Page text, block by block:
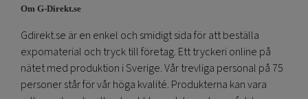
Om G-Direkt.se
Gdirekt.se är en enkel och smidigt sida för att beställa
expomaterial och tryck till företag. Ett tryckeri online på
nätet med produktion i Sverige. Vår trevliga personal på 75
personer står för vår höga kvalité. Produkterna kan vara